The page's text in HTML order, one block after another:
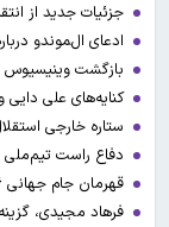
جزئیات جدید از
ادعای ال‌‍موندو درباره فینال
بازگشت وینیسیوس
کنایه‌های علی دایی
ستاره خارجی
دفاع راست تیم‌ملی
قهرمان جام جهانی ۲۰۲۶ از نگاه هوش مصنوعی / آرژانتین یا اسپانیا؟
فرهاد مجیدی،